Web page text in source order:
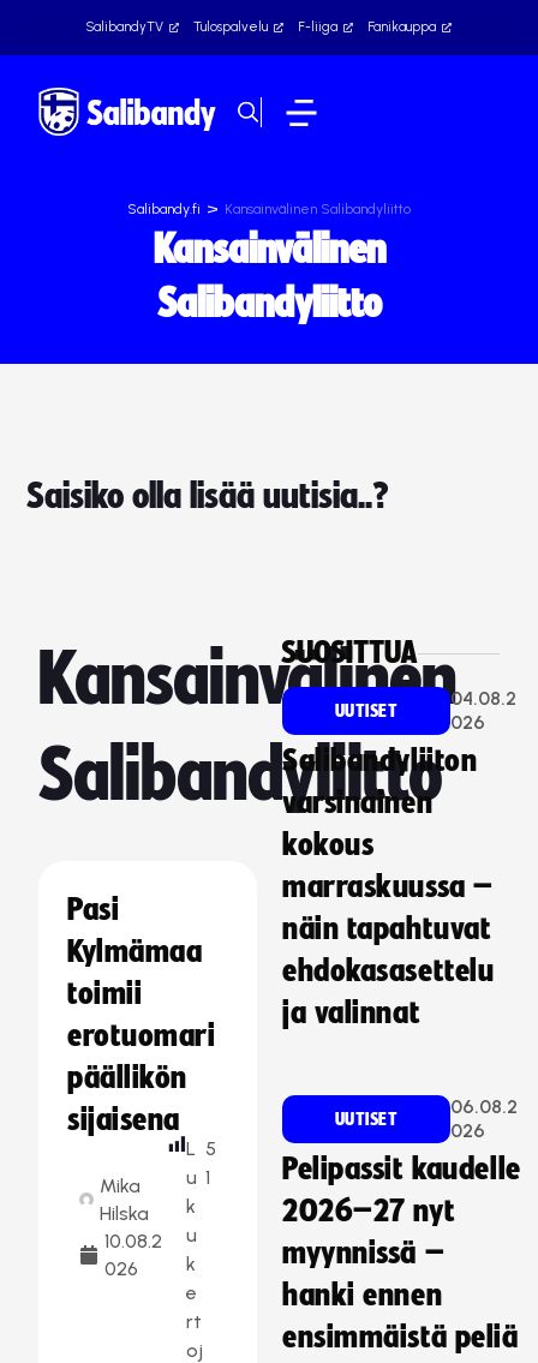
SalibandyTV Tulospalvelu F-liiga Fanikauppa
Salibandy.fi > Kansainvälinen Salibandyliitto
Kansainvälinen
Salibandyliitto
Saisiko olla lisää uutisia..?
Kansainvälinen
Salibandyliitto
Pasi
Kylmämaa
toimii
erotuomari
päällikön
sijaisena
Mika
Hilska
10.08.2
026
L
u
k
u
k
e
rt
oj
5
1
SUOSITTUA
UUTISET
04.08.2
026
Salibandyliiton
varsinainen
kokous
marraskuussa –
näin tapahtuvat
ehdokasasettelu
ja valinnat
UUTISET
06.08.2
026
Pelipassit kaudelle
2026–27 nyt
myynnissä –
hanki ennen
ensimmäistä peliä